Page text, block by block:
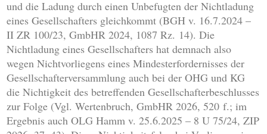
und die Ladung durch einen Unbefugten der Nichtladung
eines Gesellschafters gleichkommt (BGH v. 16.7.2024 –
II ZR 100/23, GmbHR 2024, 1087 Rz. 14). Die
Nichtladung eines Gesellschafters hat demnach also
wegen Nichtvorliegens eines Mindesterfordernisses der
Gesellschafterversammlung auch bei der OHG und KG
die Nichtigkeit des betreffenden Gesellschafterbeschlusses
zur Folge (Vgl. Wertenbruch, GmbHR 2026, 520 f.; im
Ergebnis auch OLG Hamm v. 25.6.2025 – 8 U 75/24, ZIP